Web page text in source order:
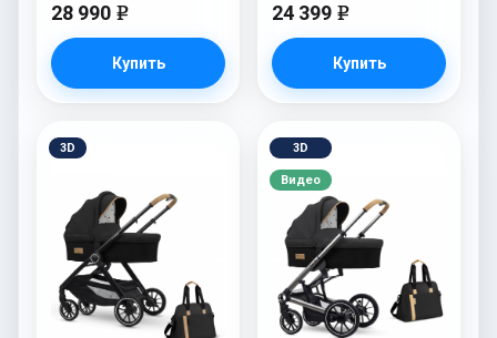
28 990 e
Купить
24 399 e
Купить
3D 3D
Видео